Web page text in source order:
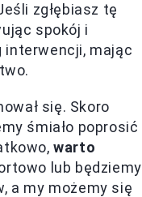
zgłębiasz tę
spokój i
interwencji, mając
się. Skoro
śmiało poprosić
warto
lub będziemy
a my możemy się